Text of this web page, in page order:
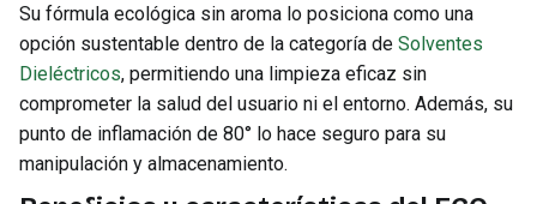
Su fórmula ecológica sin aroma lo posiciona como una
opción sustentable dentro de la categoría de Solventes
Dieléctricos, permitiendo una limpieza eficaz sin
comprometer la salud del usuario ni el entorno. Además, su
punto de inflamación de 80° lo hace seguro para su
manipulación y almacenamiento.